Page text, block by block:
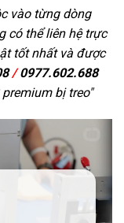
vào từng dòng
có thể liên hệ trực
tốt nhất và được
/0977.602.688
bị treo"